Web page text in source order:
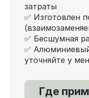
затраты
✅ Изготовлен
✅ Бесшумная
✅
уточняйте у
Где